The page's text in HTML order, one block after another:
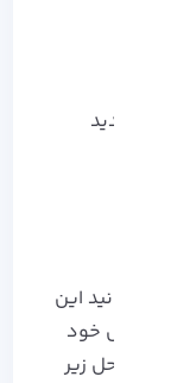
جدید
توانید این
لینوکس خود
مراحل زیر